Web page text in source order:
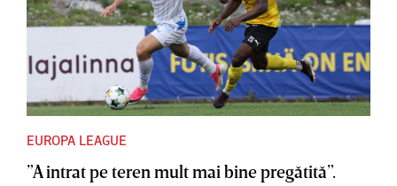
EUROPA LEAGUE
”A intrat pe teren mult mai bine pregătită”.